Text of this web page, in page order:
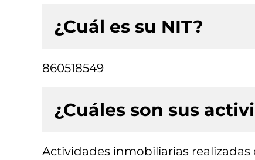
¿Cuál es su NIT?
860518549
¿Cuáles son sus
Actividades inmobiliarias